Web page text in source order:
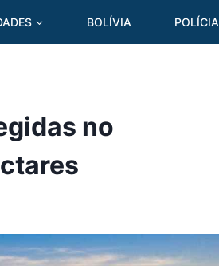
BOLÍVIA POLÍCIA
no